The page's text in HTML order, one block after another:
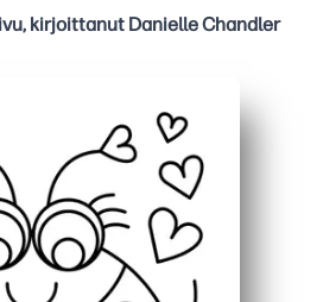
kirjoittanut Danielle Chandler